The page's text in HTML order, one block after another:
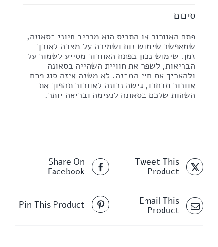
סיכום
פתח האוורור או התריס הוא מרכיב חיוני בסאונה,
שמאפשר שימוש נוח ושמירה על מצבה לאורך
זמן. שימוש נכון בפתח האוורור מסייע לשמור על
הבריאות, לשפר את חוויית השהייה בסאונה
ולהאריך את חיי המבנה. לא משנה איזה סוג פתח
אוורור תבחרו, גישה נכונה לאוורור תהפוך את
השהות שלכם בסאונה לנעימה ובריאה יותר.
Share On
Facebook
Tweet This
Product
Pin This Product
Email This
Product